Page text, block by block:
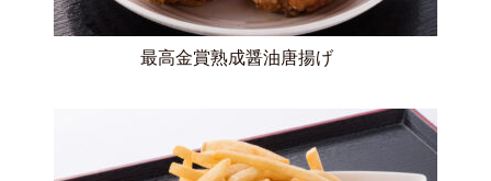
最高金賞熟成醤油唐揚げ